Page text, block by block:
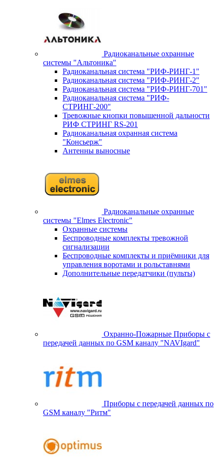
Радиоканальные охранные
системы "Альтоника"
Радиоканальная система "РИФ-РИНГ-1"
Радиоканальная система "РИФ-РИНГ-2"
Радиоканальная система "РИФ-РИНГ-701"
Радиоканальная система "РИФ-
СТРИНГ-200"
Тревожные кнопки повышенной дальности
РИФ СТРИНГ RS-201
Радиоканальная охранная система
"Консьерж"
Антенны выносные
Радиоканальные охранные
системы "Elmes Electronic"
Охранные системы
Беспроводные комплекты тревожной
сигнализации
Беспроводные комплекты и приёмники для
управления воротами и рольставнями
Дополнительные передатчики (пульты)
Охранно-Пожарные Приборы с
передачей данных по GSM каналу "NAVIgard"
Приборы с передачей данных по
GSM каналу "Ритм"